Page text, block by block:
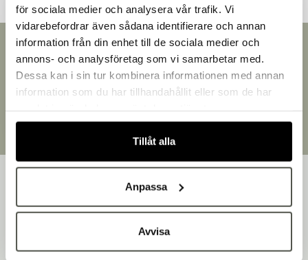
för sociala medier och analysera vår trafik. Vi
vidarebefordrar även sådana identifierare och annan
information från din enhet till de sociala medier och
annons- och analysföretag som vi samarbetar med.
Dessa kan i sin tur kombinera informationen med annan
information som du har tillhandahållit eller som de har
Tillåt alla
Anpassa
Avvisa
Snabb leverans
Leverans inom 3-5 arbetsdagar.
Brett sortiment
Över 30 000 produkter
Egen produktion
Bakers är en helhetsleverantör av professionell
utrustning för bageri, konditori och restaurang – med egen
Välkommen till Bakers!
Handlar du som företag eller privatperson?
Fortsätt som privatperson